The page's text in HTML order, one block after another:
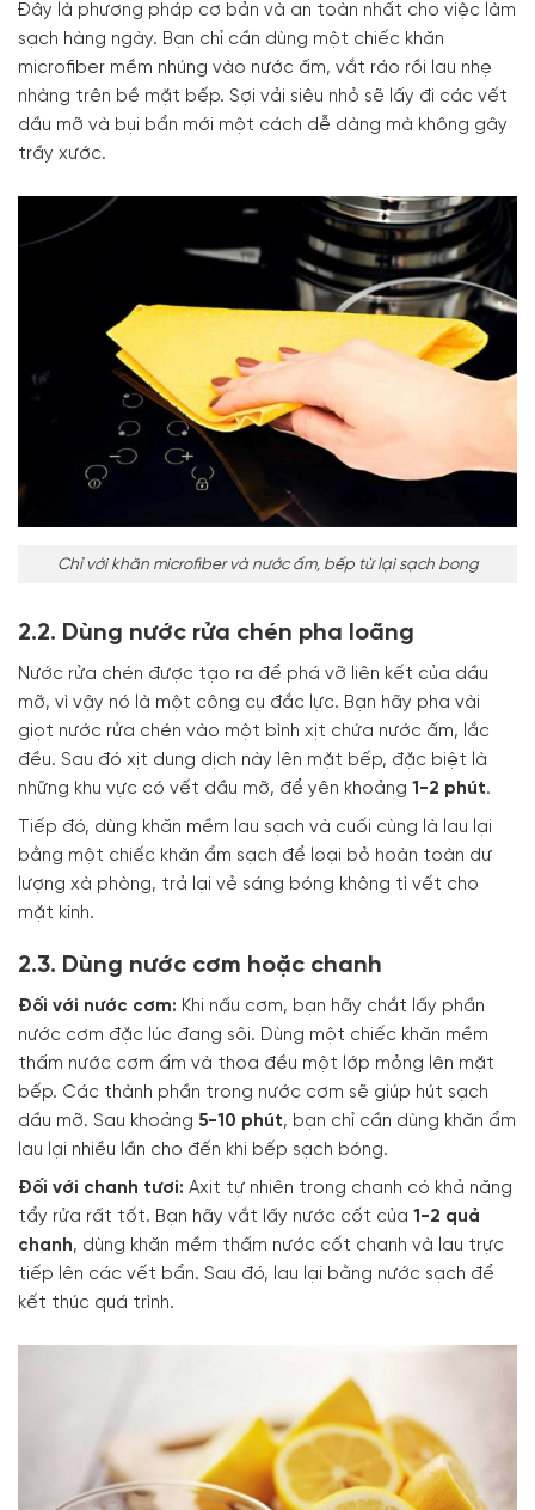
Đây là phương pháp cơ bản và an toàn nhất cho việc làm
sạch hàng ngày. Bạn chỉ cần dùng một chiếc khăn
microfiber mềm nhúng vào nước ấm, vắt ráo rồi lau nhẹ
nhàng trên bề mặt bếp. Sợi vải siêu nhỏ sẽ lấy đi các vết
dầu mỡ và bụi bẩn mới một cách dễ dàng mà không gây
trầy xước.
Chỉ với khăn microfiber và nước ấm, bếp từ lại sạch bong
2.2. Dùng nước rửa chén pha loãng
Nước rửa chén được tạo ra để phá vỡ liên kết của dầu
mỡ, vì vậy nó là một công cụ đắc lực. Bạn hãy pha vài
giọt nước rửa chén vào một bình xịt chứa nước ấm, lắc
đều. Sau đó xịt dung dịch này lên mặt bếp, đặc biệt là
những khu vực có vết dầu mỡ, để yên khoảng 1-2 phút.
Tiếp đó, dùng khăn mềm lau sạch và cuối cùng là lau lại
bằng một chiếc khăn ẩm sạch để loại bỏ hoàn toàn dư
lượng xà phòng, trả lại vẻ sáng bóng không tì vết cho
mặt kính.
2.3. Dùng nước cơm hoặc chanh
Đối với nước cơm: Khi nấu cơm, bạn hãy chắt lấy phần
nước cơm đặc lúc đang sôi. Dùng một chiếc khăn mềm
thấm nước cơm ấm và thoa đều một lớp mỏng lên mặt
bếp. Các thành phần trong nước cơm sẽ giúp hút sạch
dầu mỡ. Sau khoảng 5-10 phút, bạn chỉ cần dùng khăn ẩm
lau lại nhiều lần cho đến khi bếp sạch bóng.
Đối với chanh tươi: Axit tự nhiên trong chanh có khả năng
tẩy rửa rất tốt. Bạn hãy vắt lấy nước cốt của 1-2 quả
chanh, dùng khăn mềm thấm nước cốt chanh và lau trực
tiếp lên các vết bẩn. Sau đó, lau lại bằng nước sạch để
kết thúc quá trình.